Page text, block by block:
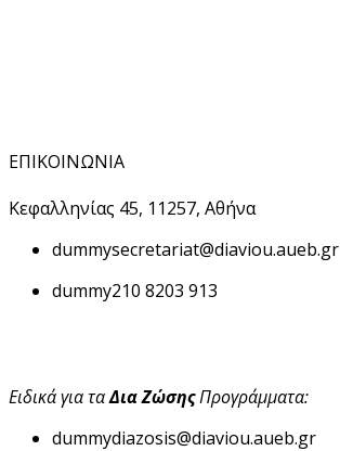
ΕΠΙΚΟΙΝΩΝΙΑ
Κεφαλληνίας 45, 11257, Αθήνα
dummysecretariat@diaviou.aueb.gr
dummy210 8203 913
Ειδικά για ταΔια ΖώσηςΠρογράμματα:
dummydiazosis@diaviou.aueb.gr